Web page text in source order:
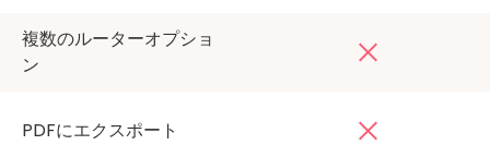
複数のルーターオプショ
ン
PDFにエクスポート